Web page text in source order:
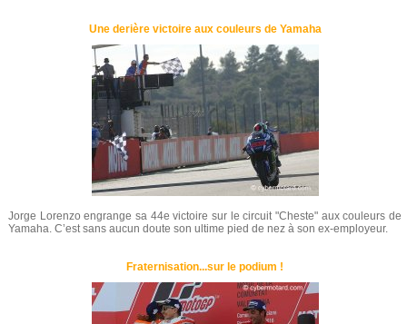
Une derière victoire aux couleurs de Yamaha
Jorge Lorenzo engrange sa 44e victoire sur le circuit "Cheste" aux couleurs de
Yamaha. C’est sans aucun doute son ultime pied de nez à son ex-employeur.
Fraternisation...sur le podium !